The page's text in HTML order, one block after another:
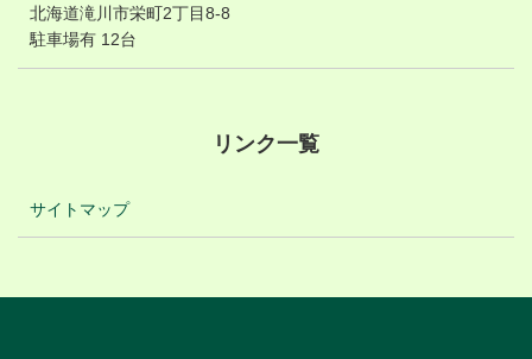
​北海道滝川市栄町2丁目8-8
駐車場有 12台
リンク一覧
サイトマップ